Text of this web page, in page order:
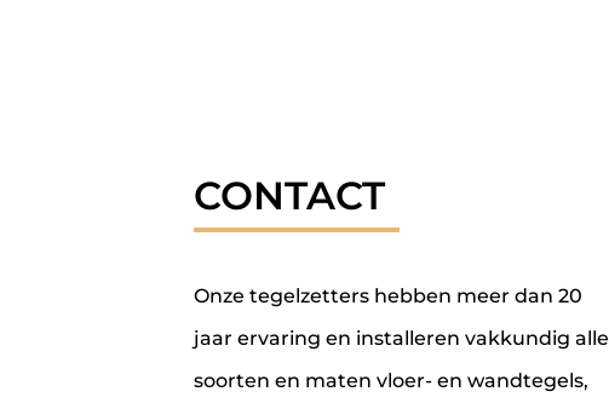
CONTACT
Onze tegelzetters hebben meer dan 20
jaar ervaring en installeren vakkundig alle
soorten en maten vloer- en wandtegels,